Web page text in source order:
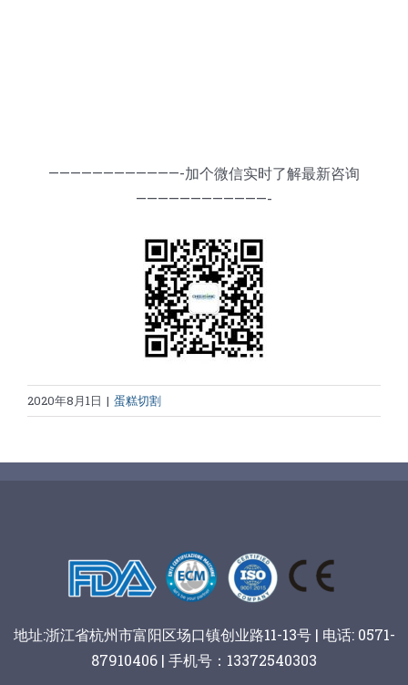
————————————-加个微信实时了解最新咨询
————————————-
2020年8月1日 | 蛋糕切割
地址:浙江省杭州市富阳区场口镇创业路11-13号 | 电话: 0571-
87910406 | 手机号：13372540303